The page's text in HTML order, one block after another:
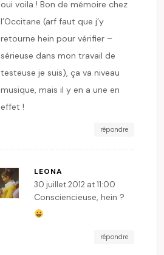
oui voila ! Bon de mémoire chez
l’Occitane (arf faut que j’y
retourne hein pour vérifier –
sérieuse dans mon travail de
testeuse je suis), ça va niveau
musique, mais il y en a une en
effet !
répondre
LEONA
30 juillet 2012 at 11:00
Consciencieuse, hein ?
répondre